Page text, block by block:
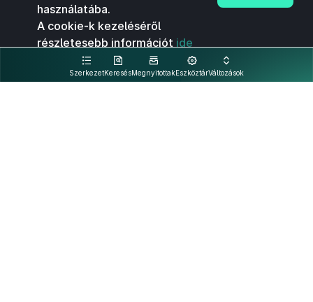
SzerkezetKeresésMegnyitottakEszköztárVáltozások
használatába.
A cookie-k kezeléséről
részletesebb információt ide
kattintva olvashat.